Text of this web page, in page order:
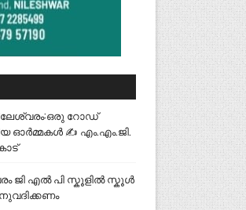
റോഡ്
ഓർമ്മകൾ ✍️ എം.എം.ജി.
ജി എൽ പി സ്കൂളിൽ സ്കൂൾ